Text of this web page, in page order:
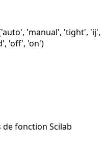
'manual', 'tight', 'ij',
'off', 'on')
de fonction Scilab